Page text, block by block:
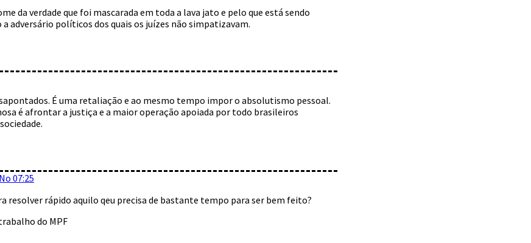
da verdade que foi mascarada em toda a lava jato e pelo que está sendo
adversário políticos dos quais os juízes não simpatizavam.
É uma retaliação e ao mesmo tempo impor o absolutismo pessoal.
é afrontar a justiça e a maior operação apoiada por todo brasileiros
07:25
resolver rápido aquilo qeu precisa de bastante tempo para ser bem feito?
do MPF